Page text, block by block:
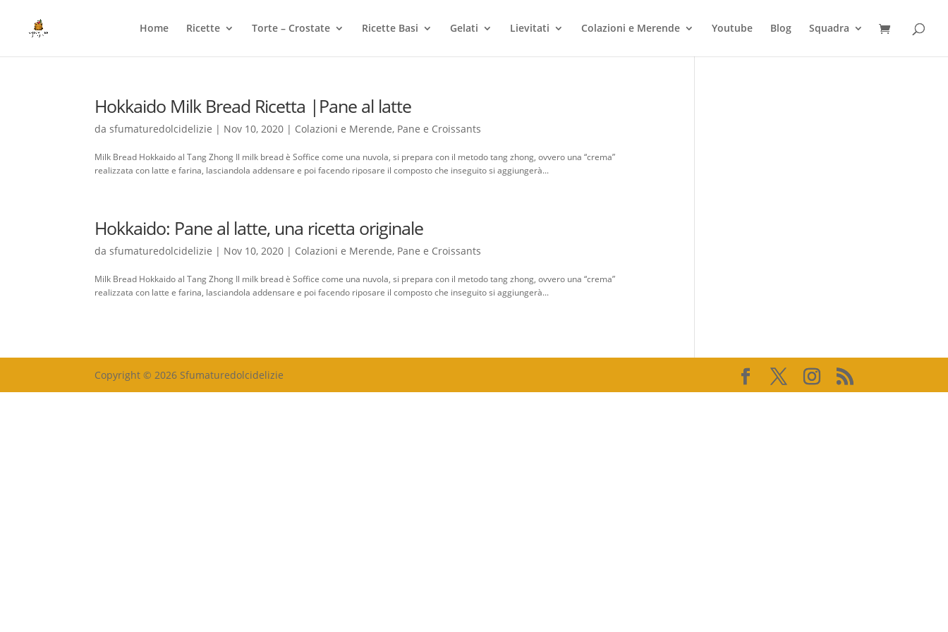
Home Ricette Torte – Crostate Ricette Basi Gelati Lievitati Colazioni e Merende Youtube Blog Squadra
Hokkaido Milk Bread Ricetta |Pane al latte
dasfumaturedolcidelizie | Nov 10, 2020 | Colazioni e Merende, Pane e Croissants
Milk Bread Hokkaido al Tang Zhong Il milk bread è Soffice come una nuvola, si prepara con il metodo tang zhong, ovvero una “crema”
realizzata con latte e farina, lasciandola addensare e poi facendo riposare il composto che inseguito si aggiungerà...
Hokkaido: Pane al latte, una ricetta originale
dasfumaturedolcidelizie | Nov 10, 2020 | Colazioni e Merende, Pane e Croissants
Milk Bread Hokkaido al Tang Zhong Il milk bread è Soffice come una nuvola, si prepara con il metodo tang zhong, ovvero una “crema”
realizzata con latte e farina, lasciandola addensare e poi facendo riposare il composto che inseguito si aggiungerà...
Copyright © 2026 Sfumaturedolcidelizie